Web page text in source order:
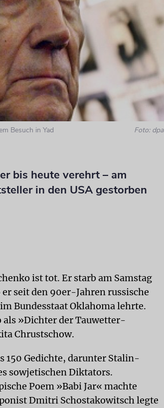
Besuch in Yad
Foto: dpa
bis heute verehrt – am
in den USA gestorben
ist tot. Er starb am Samstag
seit den 90er-Jahren russische
Bundesstaat Oklahoma lehrte.
als »Dichter der Tauwetter-
Chrustschow.
150 Gedichte, darunter Stalin-
sowjetischen Diktators.
Poem »Babi Jar« machte
Dmitri Schostakowitsch legte